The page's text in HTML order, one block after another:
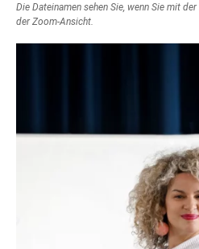
Die Dateinamen sehen Sie, wenn Sie mit
der Zoom-Ansicht.